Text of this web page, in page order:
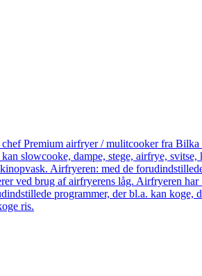
Premium airfryer / mulitcooker fra
slowcooke, dampe, stege, airfrye,
Airfryeren: med de
ved brug af airfryerens låg. Airfryeren
programmer, der bl.a. kan koge,
ris.